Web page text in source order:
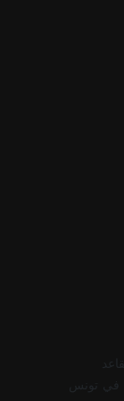
في تونس